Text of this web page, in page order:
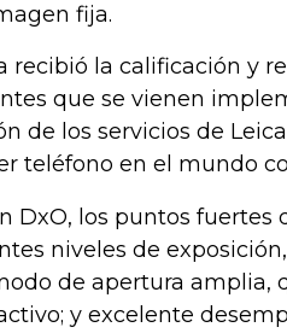
fija.
recibió la calificación y
que se vienen
de los servicios de
teléfono en el mundo
DxO, los puntos fuertes
niveles de
de apertura amplia,
y excelente